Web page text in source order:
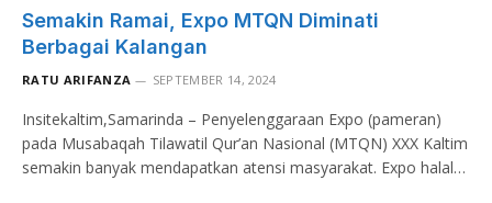
Semakin Ramai, Expo MTQN Diminati
Berbagai Kalangan
RATU ARIFANZA SEPTEMBER 14, 2024
Insitekaltim,Samarinda – Penyelenggaraan Expo (pameran)
pada Musabaqah Tilawatil Qur’an Nasional (MTQN) XXX Kaltim
semakin banyak mendapatkan atensi masyarakat. Expo halal…